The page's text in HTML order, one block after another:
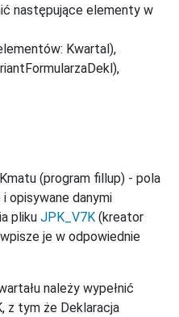
następujące elementy w
Kwartal),
(program fillup) - pola
opisywane danymi
pliku JPK_V7K (kreator
je w odpowiednie
należy wypełnić
z tym że Deklaracja